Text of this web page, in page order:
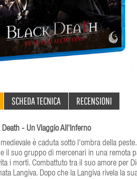
SCHEDA TECNICA RECENSIONI
Death - Un Viaggio All'Inferno
è caduta sotto l'ombra della
il suo gruppo di mercenari in una remota
i morti. Combattuto tra il suo amore per
Langiva. Dopo che la Langiva rivela la